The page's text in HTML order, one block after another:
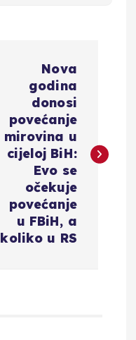
Nova
godina
donosi
povećanje
mirovina u
cijeloj BiH:
Evo se
očekuje
povećanje
u FBiH, a
koliko u RS